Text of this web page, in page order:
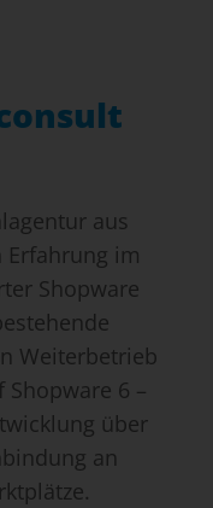
aus
Erfahrung im
Shopware
Weiterbetrieb
6 –
über
an